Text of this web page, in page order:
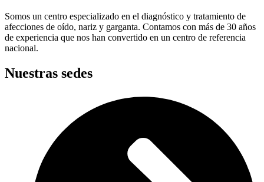
Somos un centro especializado en el diagnóstico y tratamiento de
afecciones de oído, nariz y garganta. Contamos con más de 30 años
de experiencia que nos han convertido en un centro de referencia
nacional.
Nuestras sedes